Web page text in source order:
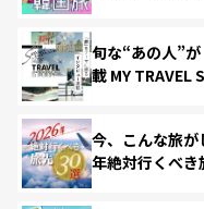
旬な“あの人”
載 MY TRAVEL
今、こんな旅
年絶対行くべき